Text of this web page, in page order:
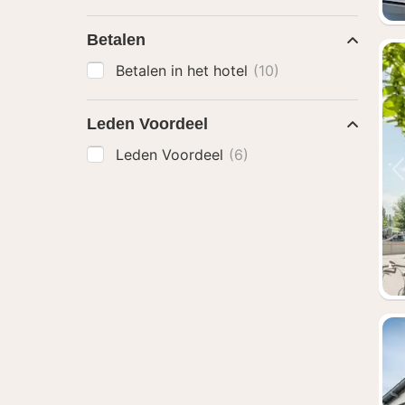
Betalen
Betalen in het hotel (10)
Leden Voordeel
Leden Voordeel (6)